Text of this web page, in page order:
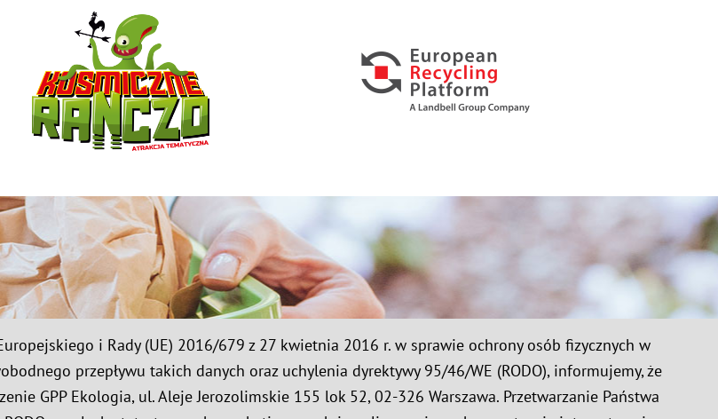
i Rady (UE) 2016/679 z 27 kwietnia 2016 r. w sprawie ochrony osób fizycznych w
przepływu takich danych oraz uchylenia dyrektywy 95/46/WE (RODO), informujemy, że
GPP Ekologia, ul. Aleje Jerozolimskie 155 lok 52, 02-326 Warszawa. Przetwarzanie Państwa